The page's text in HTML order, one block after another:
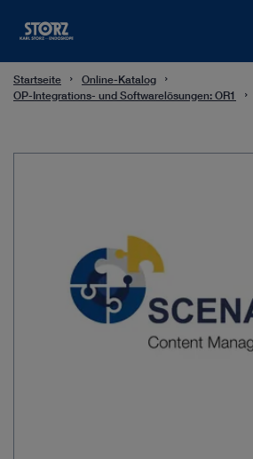
Startseite
Online-Katalog
OP-Integrations- und Softwarelösungen: OR1